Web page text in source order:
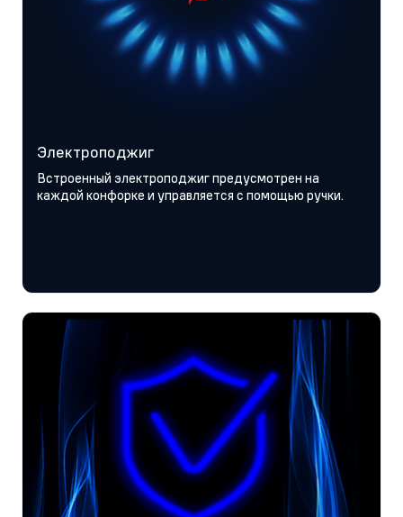
Электроподжиг
Встроенный электроподжиг предусмотрен на
каждой конфорке и управляется с помощью ручки.